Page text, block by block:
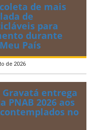
de mais
de
para
durante
País
de 2026
entrega
PNAB 2026 aos
no